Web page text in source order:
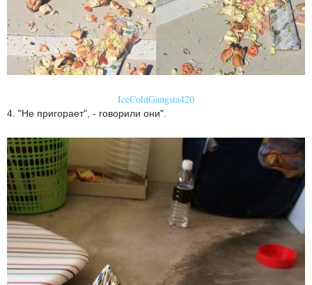
IceColdGangsta420
4. "Не пригорает", - говорили они".